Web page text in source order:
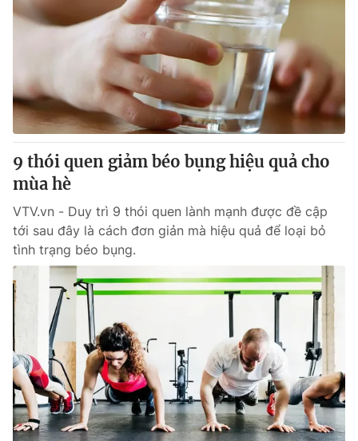
9 thói quen giảm béo bụng hiệu quả cho
mùa hè
VTV.vn - Duy trì 9 thói quen lành mạnh được đề cập
tới sau đây là cách đơn giản mà hiệu quả để loại bỏ
tình trạng béo bụng.